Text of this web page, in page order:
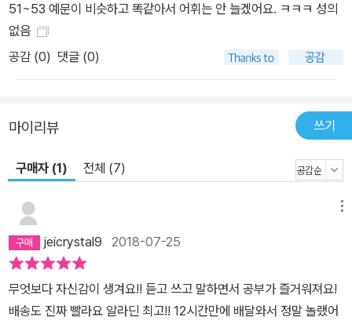
낭독 훈련 의미 단위 입 영작에서 입으로 영작해 본 문장들의 정답 문
다. 5회 반복 음원을 활용하여 훈련하세요. 머리에서 입으로 이어지
니다. 아무 생각 없이 낭독하는 것이 아니라, 문장의 의미와 어순을 인
지 하면서 하는 것이 중요합니다. 1~5회까지는 천천히 또박또박 낭
니다. 네이티브 스피커의 발음을 듣고, 발음, 연음 그리고 억양까지 신
R코드 제공
51~53 예문이 비슷하고 똑같아서 어휘는 안 늘겠어요. ㅋㅋㅋ 성의
없음
공감 (0) 댓글 (0)
마이리뷰 쓰기
구매자 (1) 전체 (7)
jeicrystal9 2018-07-25
무엇보다 자신감이 생겨요!! 듣고 쓰고 말하면서 공부가 즐거워져요!
배송도 진짜 빨라요 알라딘 최고!! 12시간만에 배달와서 정말 놀랬어